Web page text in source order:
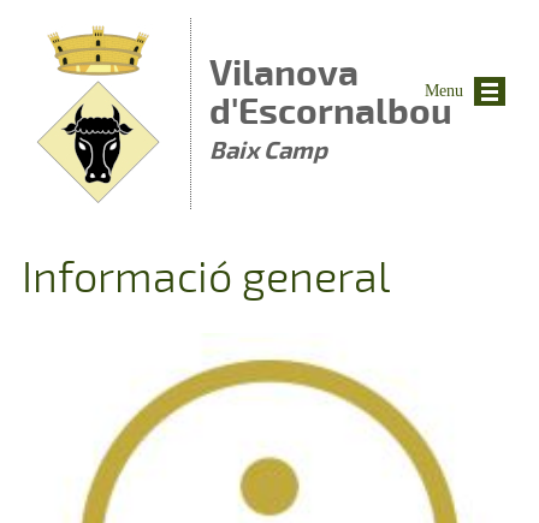
Vilanova
d'Escornalbou
Baix Camp
Informació general
Menu